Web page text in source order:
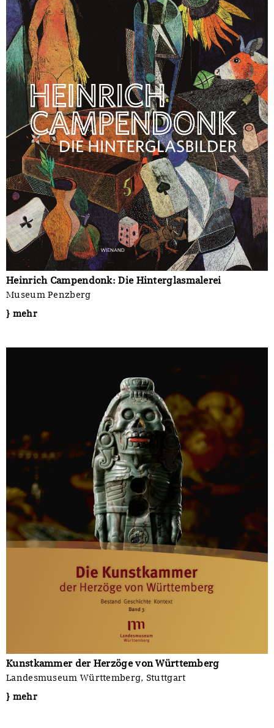
Heinrich Campendonk: Die Hinterglasmalerei
Museum Penzberg
} mehr
Kunstkammer der Herzöge von Württemberg
Landesmuseum Württemberg, Stuttgart
} mehr